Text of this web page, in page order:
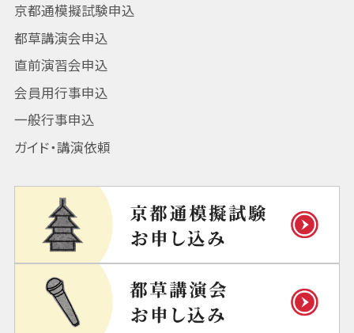
京都通模擬試験申込
都草講演会申込
直前演習会申込
会員用行事申込
一般行事申込
ガイド・講演依頼